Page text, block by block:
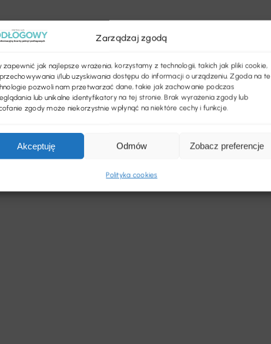
Zarządzaj zgodą
zapewnić jak najlepsze wrażenia, korzystamy z technologii, takich jak pliki cookie,
i/lub uzyskiwania dostępu do informacji o urządzeniu. Zgoda na te
pozwoli nam przetwarzać dane, takie jak zachowanie podczas
lub unikalne identyfikatory na tej stronie. Brak wyrażenia zgody lub
zgody może niekorzystnie wpłynąć na niektóre cechy i funkcje.
Akceptuję Odmów Zobacz preferencje
Polityka cookies